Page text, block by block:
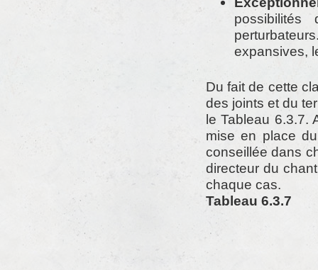
expansives,
Du fait de cette
des joints et du
le Tableau 6.3.7.
mise en place
conseillée dans
directeur du
chaque cas.
Tableau 6.3.7